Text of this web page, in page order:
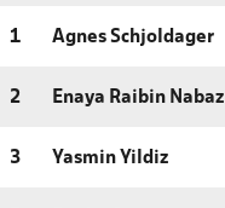
1 Agnes Schjoldager
2 Enaya Raibin Nabaz
3 Yasmin Yildiz